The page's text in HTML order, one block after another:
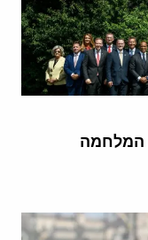
המלחמה